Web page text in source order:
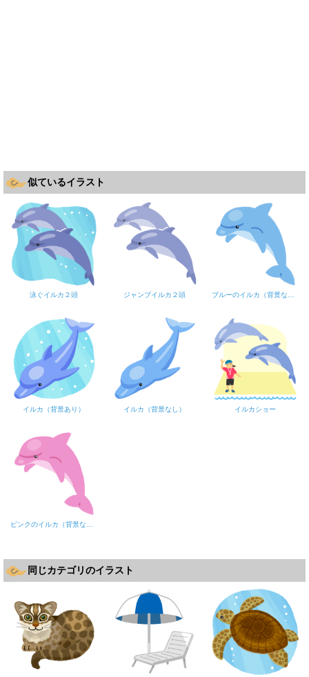
似ているイラスト
泳ぐイルカ２頭 ジャンプイルカ２頭
イルカ（背景あり） イルカ（背景なし） イルカショー
同じカテゴリのイラスト